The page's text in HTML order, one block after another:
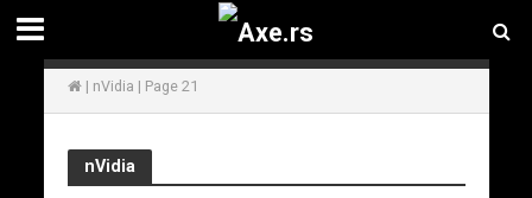
| nVidia | Page 21
nVidia